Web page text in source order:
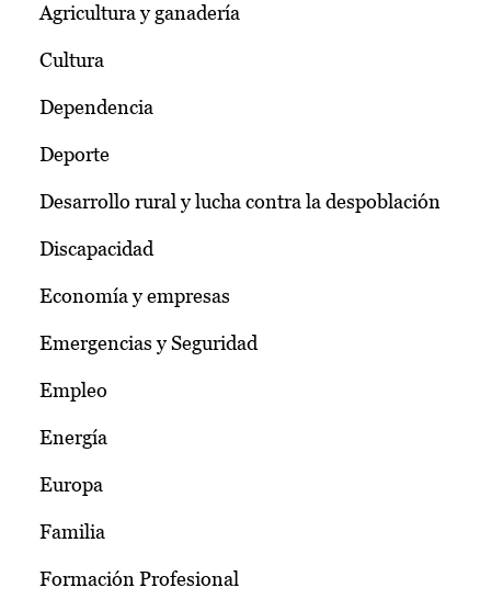
Agricultura y ganadería
Cultura
Dependencia
Deporte
Desarrollo rural y lucha contra la despoblación
Discapacidad
Economía y empresas
Emergencias y Seguridad
Empleo
Energía
Europa
Familia
Formación Profesional